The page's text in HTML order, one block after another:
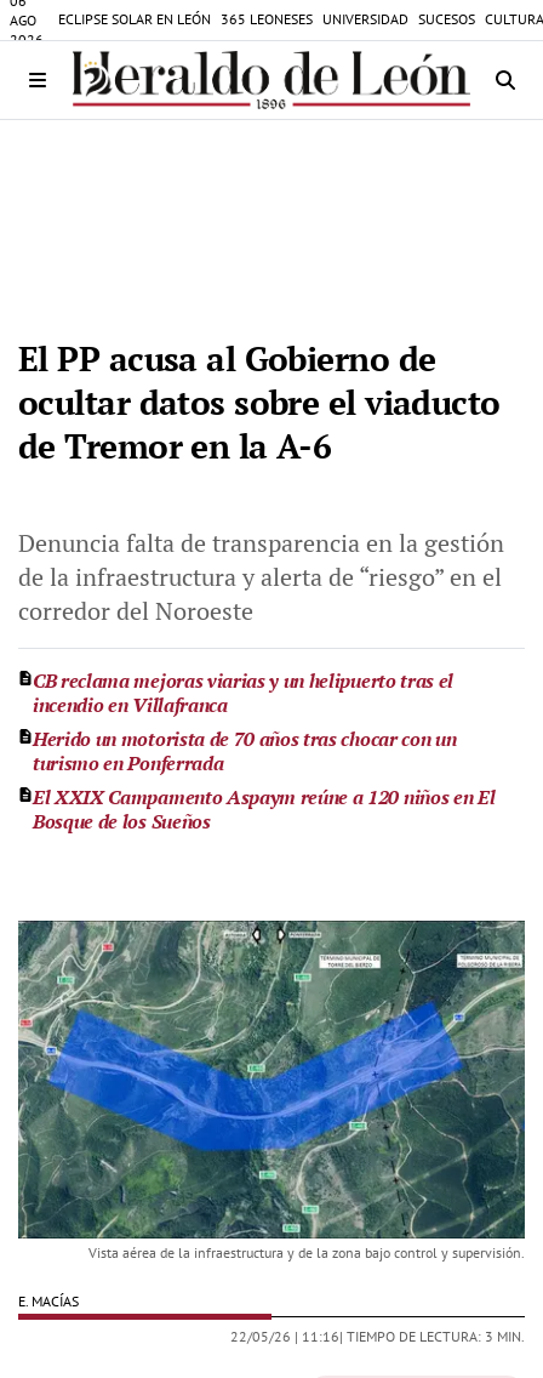
AGO
2026
ECLIPSE SOLAR EN LEÓN 365 LEONESES UNIVERSIDAD SUCESOS
El PP acusa al Gobierno de
ocultar datos sobre el viaducto
de Tremor en la A-6
Denuncia falta de transparencia en la gestión
de la infraestructura y alerta de “riesgo” en el
corredor del Noroeste
CB reclama mejoras viarias y un helipuerto tras el
incendio en Villafranca
Herido un motorista de 70 años tras chocar con un
turismo en Ponferrada
El XXIX Campamento Aspaym reúne a 120 niños en El
Bosque de los Sueños
Vista aérea de la infraestructura y de la zona bajo control y supervisión.
E. MACÍAS
22/05/26 | 11:16| TIEMPO DE LECTURA: 3 MIN.